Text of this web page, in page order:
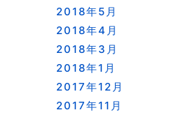
2018年5月
2018年4月
2018年3月
2018年1月
2017年12月
2017年11月